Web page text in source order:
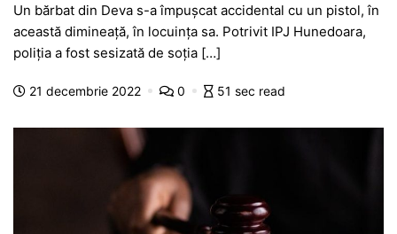
c
e
b
o
o
at
s
A
p
p
s
s
e
g
er
itt
er
e
gr
a
m
s
a
g
e
ta
a
z
ă
Un bărbat din Deva s-a împușcat accidental cu un pistol, în
această dimineață, în locuința sa. Potrivit IPJ Hunedoara,
poliția a fost sesizată de soția […]
21 decembrie 2022 0 51 sec read